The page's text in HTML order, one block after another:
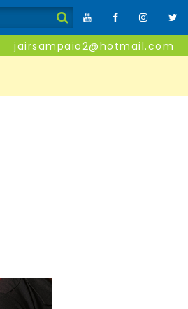
jairsampaio2@hotmail.com